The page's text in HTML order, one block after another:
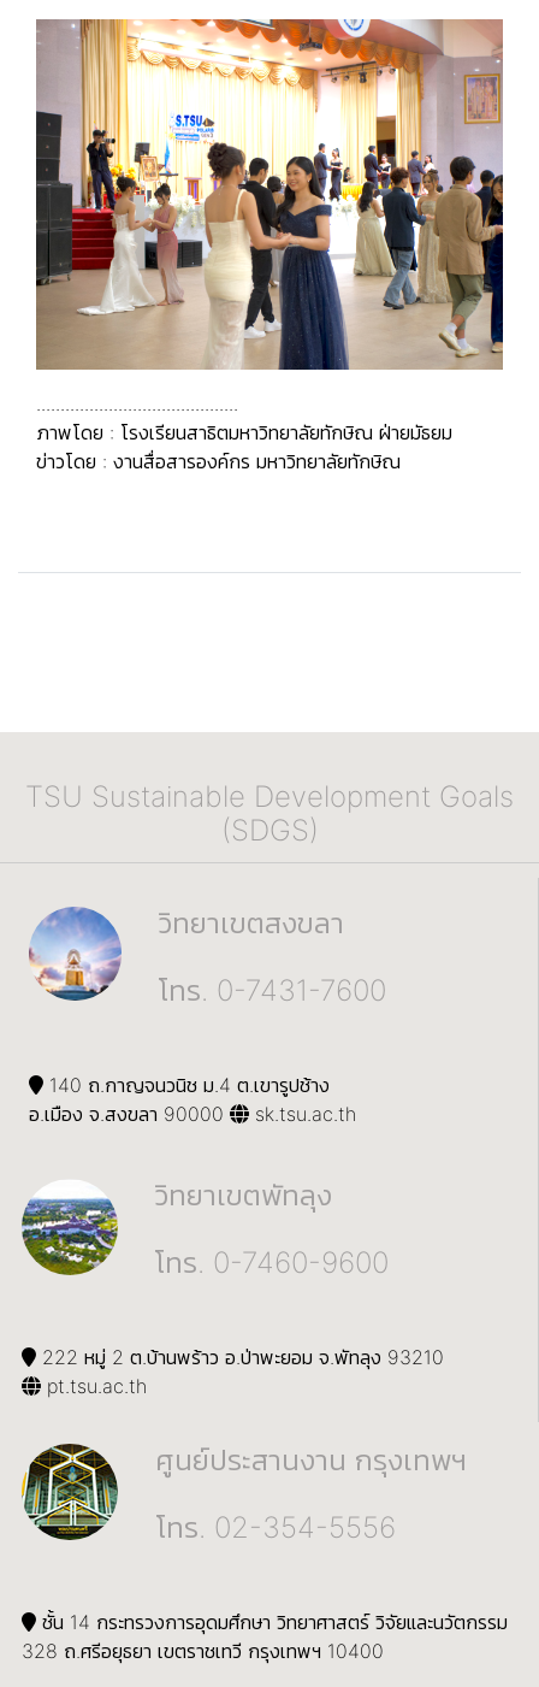
..........................................
ภาพโดย : โรงเรียนสาธิตมหาวิทยาลัยทักษิณ ฝ่ายมัธยม
ข่าวโดย : งานสื่อสารองค์กร มหาวิทยาลัยทักษิณ
TSU Sustainable Development Goals
(SDGS)
วิทยาเขตสงขลา
โทร. 0-7431-7600
140 ถ.กาญจนวนิช ม.4 ต.เขารูปช้าง
อ.เมือง จ.สงขลา 90000
sk.tsu.ac.th
วิทยาเขตพัทลุง
โทร. 0-7460-9600
222 หมู่ 2 ต.บ้านพร้าว อ.ป่าพะยอม จ.พัทลุง 93210
pt.tsu.ac.th
ศูนย์ประสานงาน กรุงเทพฯ
โทร. 02-354-5556
ชั้น 14 กระทรวงการอุดมศึกษา วิทยาศาสตร์ วิจัยและนวัตกรรม
328 ถ.ศรีอยุธยา เขตราชเทวี กรุงเทพฯ 10400